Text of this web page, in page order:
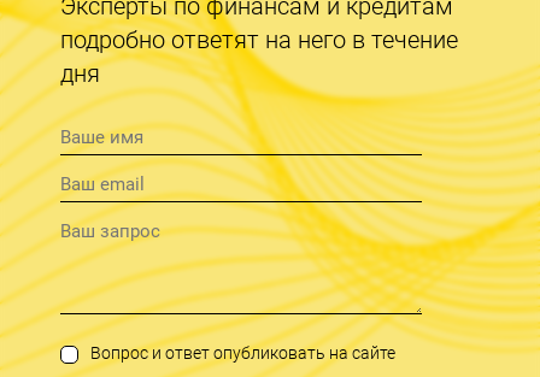
подробно ответят на него в течение
дня
Вопрос и ответ опубликовать на сайте